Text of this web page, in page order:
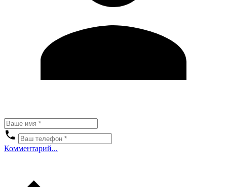
Комментарий...